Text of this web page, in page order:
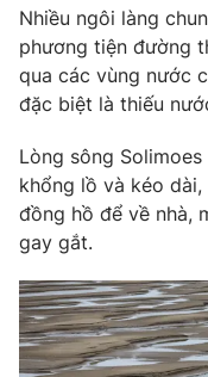
Sản phẩm
Thị trường
Giao lưu trực
Lịch phát sóng
Chuyên mục khác
Emagazine
Photo
Video
Nhiều ngôi làng
phương tiện đường
qua các vùng nước
đặc biệt là thiếu
Lòng sông
khổng lồ và kéo
đồng hồ để về nhà,
gay gắt.